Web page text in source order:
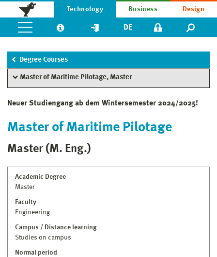
Technology Business Design
DE
Degree Courses
Master of Maritime Pilotage, Master
Neuer Studiengang ab dem Wintersemester 2024/2025!
Master of Maritime Pilotage
Master (M. Eng.)
Academic Degree
Master
Faculty
Engineering
Campus / Distance learning
Studies on campus
Normal period